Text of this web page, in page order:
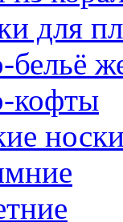
для
кофты
носки